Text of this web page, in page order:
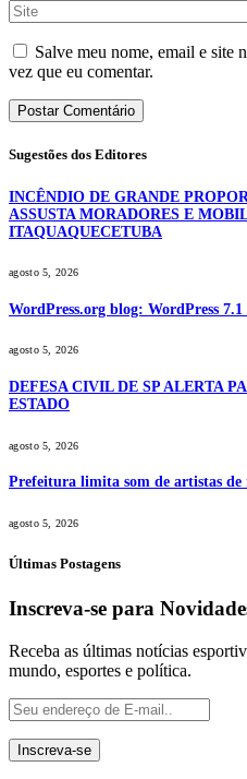
Salve meu nome, email e site
vez que eu comentar.
Sugestões dos Editores
INCÊNDIO DE GRANDE
ASSUSTA MORADORES E
ITAQUAQUECETUBA
agosto 5, 2026
WordPress.org blog: WordPress 7.1
agosto 5, 2026
DEFESA CIVIL DE SP ALERTA
ESTADO
agosto 5, 2026
Prefeitura limita som de artistas de
agosto 5, 2026
Últimas Postagens
Inscreva-se para
Receba as últimas notícias
mundo, esportes e política.